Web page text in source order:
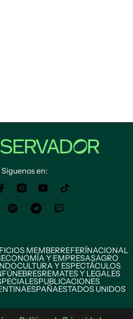
Siguenos en:
MEMBERREFERÍNACIONAL
ECONOMÍA Y EMPRESASAGRO
CULTURA Y ESPECTÁCULOS
FÚNEBRESREMATES Y LEGALES
PUBLICACIONES
ESPAÑAESTADOS UNIDOS